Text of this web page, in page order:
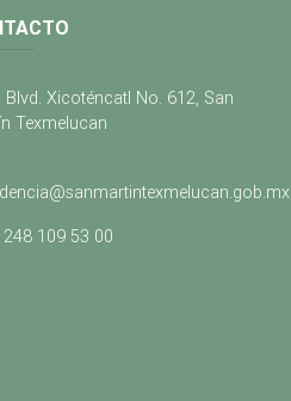
Blvd. Xicoténcatl No. 612, San
Texmelucan
248 109 53 00